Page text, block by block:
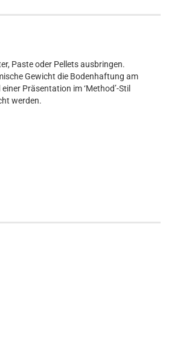
Paste oder Pellets ausbringen.
Gewicht die Bodenhaftung am
Präsentation im ‘Method’-Stil
werden.